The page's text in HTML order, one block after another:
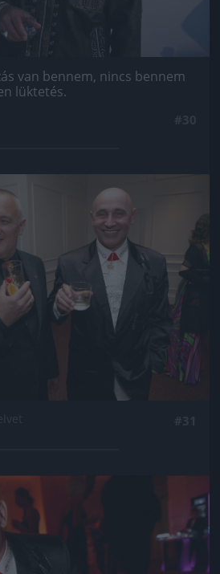
van bennem, nincs bennem
lüktetés.
még kép!
még kép!